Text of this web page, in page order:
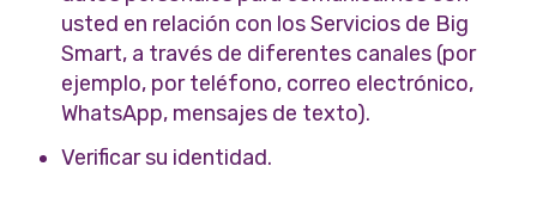
usted en relación con los Servicios de Big
Smart, a través de diferentes canales (por
ejemplo, por teléfono, correo electrónico,
WhatsApp, mensajes de texto).
Verificar su identidad.